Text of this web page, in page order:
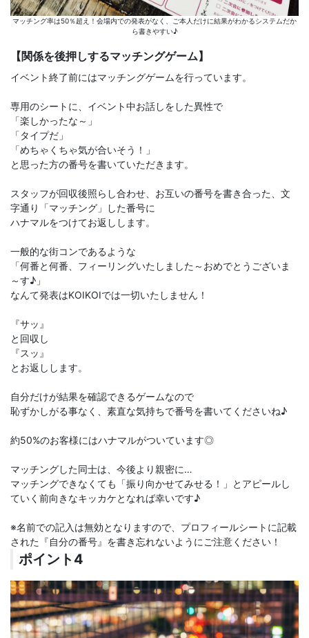
マッチング率は50％超え！会場内での発表がなく、ご本人だけに結果がわかるシステムだか
ら書きやすい♪
【関係を後押しするマッチングゲーム】
イベント終了前にはマッチングゲームを行っています。
専用のシートに、イベント中お話しをした異性で
「楽しかったな～」
「タイプだ」
「めちゃくちゃ気が合いそう！」
と思った方の番号を書いていただきます。
スタッフが回収後照らし合わせ、お互いの番号を書き合った、文
字通り「マッチング」した番号に
ハナマルをつけてお返しします。
一般的な街コンであるような
「何番と何番、フィーリングいたしました～おめでとうございま
～す♪」
なんて発表はKOIKOIでは一切いたしません！
『サッ』
と回収し
『スッ』
とお返しします。
自分だけが結果を確認できるゲームなので
恥ずかしがる事なく、素直な気持ちで番号を書いてくださいね♪
約50%のお客様にはハナマルがついています◎
マッチングした同士は、今後より親密に…
マッチングできなくても「振り向かせてみせる！」とアピールし
ていく前向きなキッカケとなれば幸いです♪
※名前での記入は無効となりますので、プロフィールシートに記載
された『自分の番号』を書き忘れないようにご注意ください！
ポイント4